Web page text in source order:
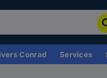
Conrad Services